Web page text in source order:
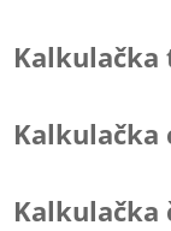
Kalkulačka
Kalkulačka
Kalkulačka